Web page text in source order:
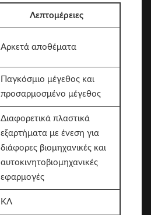
Λεπτομέρειες
Αρκετά αποθέματα
Παγκόσμιο μέγεθος και
προσαρμοσμένο μέγεθος
Διαφορετικά πλαστικά
εξαρτήματα με ένεση για
διάφορες βιομηχανικές και
αυτοκινητοβιομηχανικές
εφαρμογές
ΚΛ